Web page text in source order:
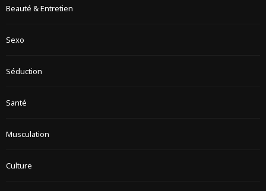
Beauté & Entretien
Sexo
Séduction
Santé
Musculation
Culture